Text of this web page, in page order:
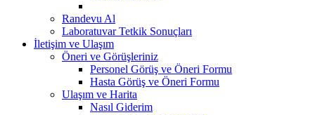
Randevu Al
Laboratuvar Tetkik Sonuçları
İletişim ve Ulaşım
Öneri ve Görüşleriniz
Personel Görüş ve Öneri Formu
Hasta Görüş ve Öneri Formu
Ulaşım ve Harita
Nasıl Giderim